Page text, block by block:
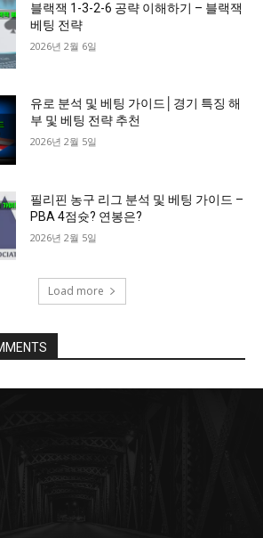
블랙잭 1-3-2-6 공략 이해하기 – 블랙잭
베팅 전략
2026년 2월 6일
유로 분석 및 베팅 가이드│경기 특징 해
부 및 베팅 전략 추천
2026년 2월 5일
필리핀 농구 리그 분석 및 베팅 가이드 –
PBA 4점슛? 연봉은?
2026년 2월 5일
Load more